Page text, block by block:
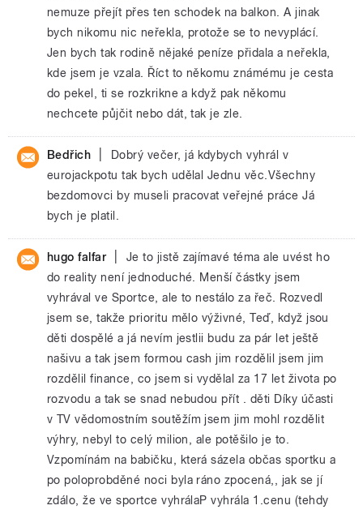
nemuze přejít přes ten schodek na balkon. A jinak
bych nikomu nic neřekla, protože se to nevyplácí.
Jen bych tak rodině nějaké peníze přidala a neřekla,
kde jsem je vzala. Říct to někomu známému je cesta
do pekel, ti se rozkrikne a když pak někomu
nechcete půjčit nebo dát, tak je zle.
Bedřich
Dobrý večer, já kdybych vyhrál v
eurojackpotu tak bych udělal Jednu věc.Všechny
bezdomovci by museli pracovat veřejné práce Já
bych je platil.
hugo falfar
Je to jistě zajímavé téma ale uvést ho
do reality není jednoduché. Menší částky jsem
vyhrával ve Sportce, ale to nestálo za řeč. Rozvedl
jsem se, takže prioritu mělo výživné, Teď, když jsou
děti dospělé a já nevím jestlii budu za pár let ještě
našivu a tak jsem formou cash jim rozdělil jsem jim
rozdělil finance, co jsem si vydělal za 17 let života po
rozvodu a tak se snad nebudou přít . děti Díky účasti
v TV vědomostním soutěžím jsem jim mohl rozdělit
výhry, nebyl to celý milion, ale potěšilo je to.
Vzpomínám na babičku, která sázela občas sportku a
po poloprobděné noci byla ráno zpocená,, jak se jí
zdálo, že ve sportce vyhrálaP vyhrála 1.cenu (tehdy